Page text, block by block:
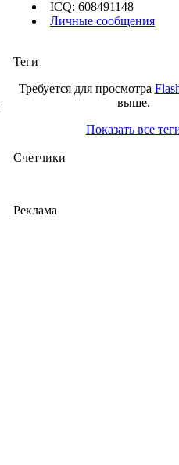
ICQ: 608491148
Личные сообщения
Теги
Требуется для просмотра
выше.
Показать все
Счетчики
Реклама